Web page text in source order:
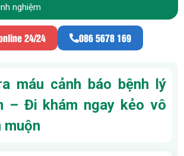
nghiệm
24/24 086 5678 169
máu cảnh báo bệnh lý
– Đi khám ngay kẻo vô
muộn